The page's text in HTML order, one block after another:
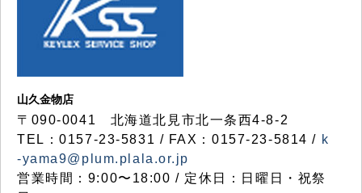
山久金物店
〒090-0041 北海道北見市北一条西4-8-2
TEL：0157-23-5831 / FAX：0157-23-5814 / k
-yama9@plum.plala.or.jp
営業時間：9:00〜18:00 / 定休日：日曜日・祝祭